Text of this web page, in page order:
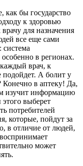
как бы государство
к здоровью
для назначения
все еще сами
система
в регионах.
врач, к
подойдет. А болит у
Конечно в аптеку! Да,
изучит информацию
выберет
потребителей
которые, пойдут за
в отличие от людей,
может